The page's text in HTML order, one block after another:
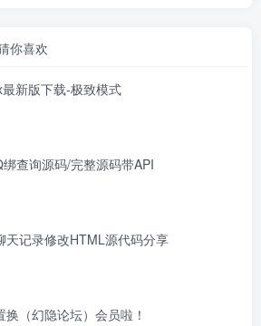
你喜欢
新版下载-极致模式
查询源码/完整源码带API
天记录修改HTML源代码分享
换（幻隐论坛）会员啦！